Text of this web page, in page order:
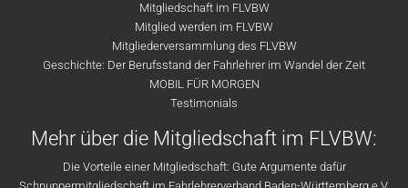
Mitgliedschaft im FLVBW
Mitglied werden im FLVBW
Mitgliederversammlung des FLVBW
Geschichte: Der Berufsstand der Fahrlehrer im Wandel der Zeit
MOBIL FÜR MORGEN
Testimonials
Mehr über die Mitgliedschaft im FLVBW:
Die Vorteile einer Mitgliedschaft: Gute Argumente dafür